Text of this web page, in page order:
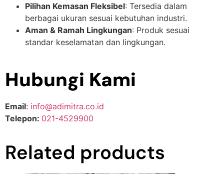
Pilihan Kemasan Fleksibel: Tersedia dalam
berbagai ukuran sesuai kebutuhan industri.
Aman & Ramah Lingkungan: Produk sesuai
standar keselamatan dan lingkungan.
Hubungi Kami
Email: info@adimitra.co.id
Telepon: 021-4529900
Related products